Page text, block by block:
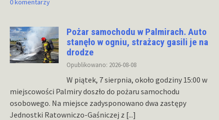
0 komentarzy
Pożar samochodu w Palmirach. Auto
stanęło w ogniu, strażacy gasili je na
drodze
Opublikowano: 2026-08-08
W piątek, 7 sierpnia, około godziny 15:00 w
miejscowości Palmiry doszło do pożaru samochodu
osobowego. Na miejsce zadysponowano dwa zastępy
Jednostki Ratowniczo-Gaśniczej z [...]